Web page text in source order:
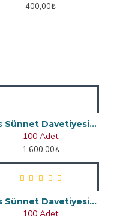
400,00₺
Aras Sünnet Davetiyesi 4963
100 Adet
1.600,00₺
Aras Sünnet Davetiyesi 4859
100 Adet